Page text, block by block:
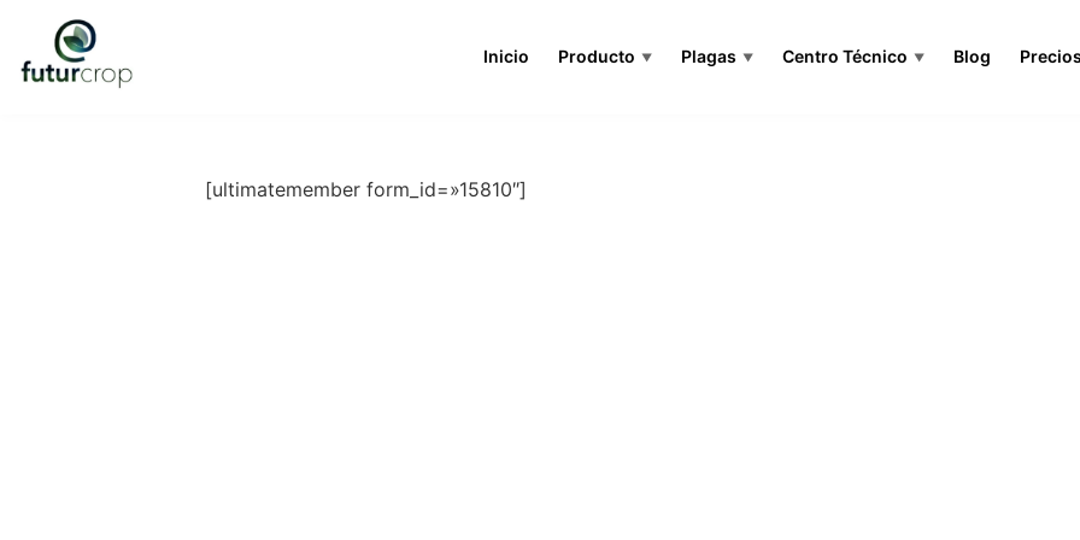
contenido
Inicio Producto ▼ Plagas ▼ Centro Técnico ▼ Blog Precios
[ultimatemember form_id=»15810″]